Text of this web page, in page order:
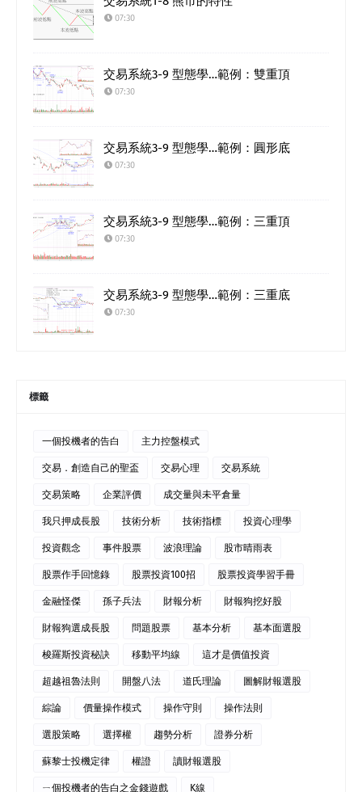
07:30
交易系統3-9 型態學…範例：雙重頂
07:30
交易系統3-9 型態學…範例：圓形底
07:30
交易系統3-9 型態學…範例：三重頂
07:30
交易系統3-9 型態學…範例：三重底
07:30
標籤
一個投機者的告白 主力控盤模式
交易．創造自己的聖盃 交易心理 交易系統
交易策略 企業評價 成交量與未平倉量
我只押成長股 技術分析 技術指標 投資心理學
投資觀念 事件股票 波浪理論 股市晴雨表
股票作手回憶錄 股票投資100招 股票投資學習手冊
金融怪傑 孫子兵法 財報分析 財報狗挖好股
財報狗選成長股 問題股票 基本分析 基本面選股
梭羅斯投資秘訣 移動平均線 這才是價值投資
超越祖魯法則 開盤八法 道氏理論 圖解財報選股
綜論 價量操作模式 操作守則 操作法則
選股策略 選擇權 趨勢分析 證券分析
蘇黎士投機定律 權證 讀財報選股
ㄧ個投機者的告白之金錢遊戲 K線